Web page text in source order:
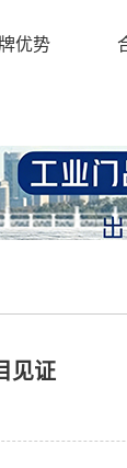
优势
见证